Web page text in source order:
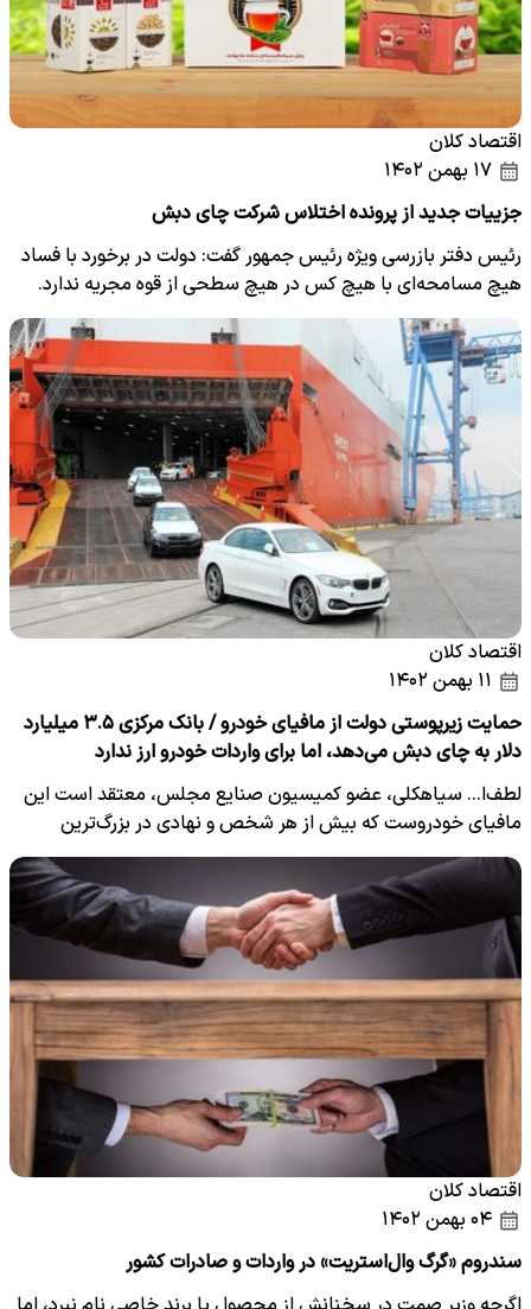
اقتصاد کلان
جزییات جدید از پرونده اختلاس شرکت چای دبش
رئیس دفتر بازرسی ویژه رئیس جمهور گفت: دولت در برخورد با فساد
هیچ مسامحه‌ای با هیچ کس در هیچ سطحی از قوه مجریه ندارد.
اقتصاد کلان
حمایت زیرپوستی دولت از مافیای خودرو / بانک مرکزی ۳.۵ میلیارد
دلار به چای دبش می‌دهد، اما برای واردات خودرو ارز ندارد
لطف‌ا... سیاهکلی، عضو کمیسیون صنایع مجلس، معتقد است این
مافیای خودروست که بیش از هر شخص و نهادی در بزرگ‌ترین
صنعت…
اقتصاد کلان
سندروم «گرگ وال‌استریت» در واردات و صادرات کشور